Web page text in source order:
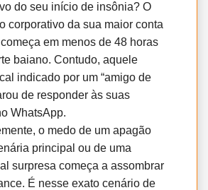
do seu início de insônia? O
corporativo da sua maior conta
em menos de 48 horas
baiano. Contudo, aquele
indicado por um “amigo de
de responder às suas
WhatsApp.
o medo de um apagão
principal ou de uma
surpresa começa a assombrar
É nesse exato cenário de